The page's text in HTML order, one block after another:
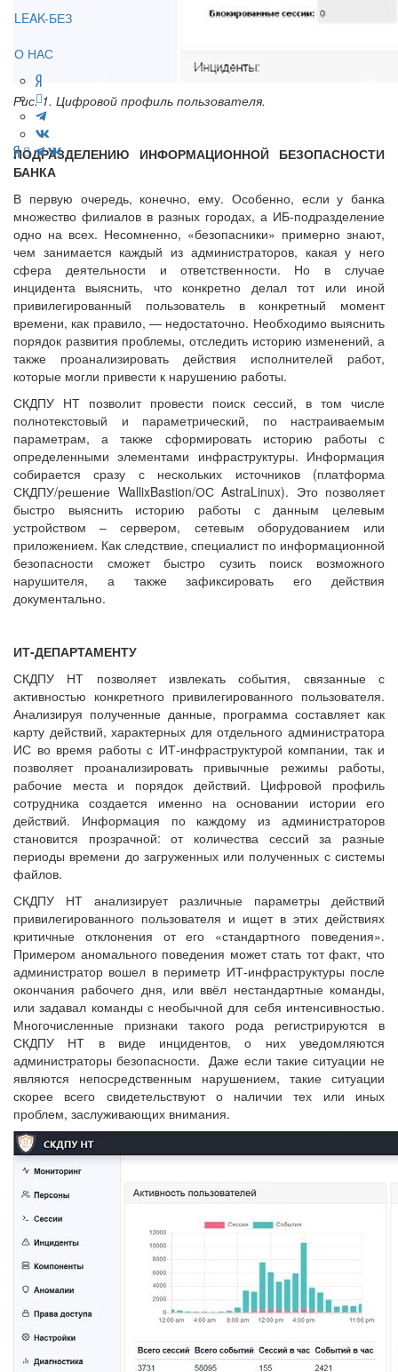
LEAK-БЕЗ
О НАС
Рис. 1. Цифровой профиль пользователя.
ПОДРАЗДЕЛЕНИЮ ИНФОРМАЦИОННОЙ БЕЗОПАСНОСТИ
БАНКА
В первую очередь, конечно, ему. Особенно, если у банка
множество филиалов в разных городах, а ИБ-подразделение
одно на всех. Несомненно, «безопасники» примерно знают,
чем занимается каждый из администраторов, какая у него
сфера деятельности и ответственности. Но в случае
инцидента выяснить, что конкретно делал тот или иной
привилегированный пользователь в конкретный момент
времени, как правило, — недостаточно. Необходимо выяснить
порядок развития проблемы, отследить историю изменений, а
также проанализировать действия исполнителей работ,
которые могли привести к нарушению работы.
СКДПУ НТ позволит провести поиск сессий, в том числе
полнотекстовый и параметрический, по настраиваемым
параметрам, а также сформировать историю работы с
определенными элементами инфраструктуры. Информация
собирается сразу с нескольких источников (платформа
СКДПУ/решение WallixBastion/ОС AstraLinux). Это позволяет
быстро выяснить историю работы с данным целевым
устройством – сервером, сетевым оборудованием или
приложением. Как следствие, специалист по информационной
безопасности сможет быстро сузить поиск возможного
нарушителя, а также зафиксировать его действия
документально.
ИТ-ДЕПАРТАМЕНТУ
СКДПУ НТ позволяет извлекать события, связанные с
активностью конкретного привилегированного пользователя.
Анализируя полученные данные, программа составляет как
карту действий, характерных для отдельного администратора
ИС во время работы с ИТ-инфраструктурой компании, так и
позволяет проанализировать привычные режимы работы,
рабочие места и порядок действий. Цифровой профиль
сотрудника создается именно на основании истории его
действий. Информация по каждому из администраторов
становится прозрачной: от количества сессий за разные
периоды времени до загруженных или полученных с системы
файлов.
СКДПУ НТ анализирует различные параметры действий
привилегированного пользователя и ищет в этих действиях
критичные отклонения от его «стандартного поведения».
Примером аномального поведения может стать тот факт, что
администратор вошел в периметр ИТ-инфраструктуры после
окончания рабочего дня, или ввёл нестандартные команды,
или задавал команды с необычной для себя интенсивностью.
Многочисленные признаки такого рода регистрируются в
СКДПУ НТ в виде инцидентов, о них уведомляются
администраторы безопасности. Даже если такие ситуации не
являются непосредственным нарушением, такие ситуации
скорее всего свидетельствуют о наличии тех или иных
проблем, заслуживающих внимания.